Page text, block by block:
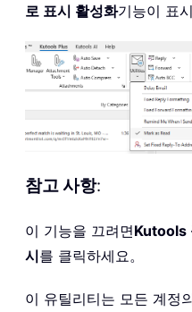
로 표시 활성화기능이 표
참고 사항:
이 기능을 끄려면Kutools
시를 클릭하세요。
이 유틸리티는 모든 계정